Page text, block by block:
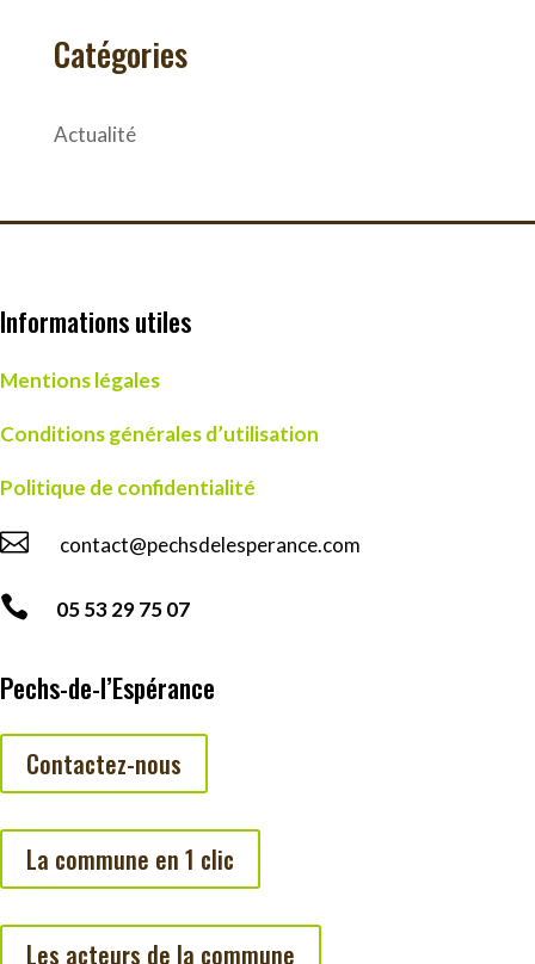
Catégories
Actualité
Informations utiles
Mentions légales
Conditions générales d’utilisation
Politique de confidentialité
 contact@pechsdelesperance.com
 05 53 29 75 07
Pechs-de-l’Espérance
Contactez-nous
La commune en 1 clic
Les acteurs de la commune